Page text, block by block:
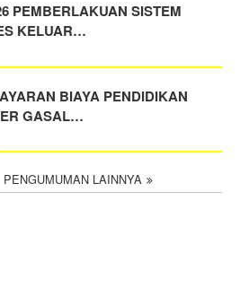
PEMBERLAKUAN SISTEM
KELUAR…
BIAYA PENDIDIKAN
GASAL…
PENGUMUMAN LAINNYA